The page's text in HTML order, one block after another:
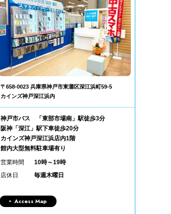
〒658-0023 兵庫県神戸市東灘区深江浜町59-5
カインズ神戸深江浜内
神戸市バス 「東部市場南」駅徒歩3分
阪神「深江」駅下車徒歩20分
カインズ神戸深江浜店内1階
館内大型無料駐車場有り
営業時間
10時～19時
店休日
毎週木曜日
Access Map